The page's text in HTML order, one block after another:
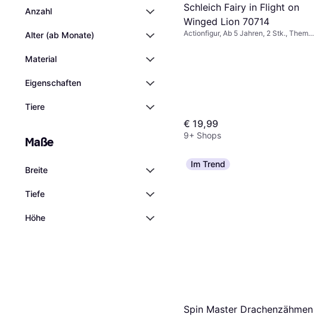
Anzahl
Alter (ab Monate)
Material
Eigenschaften
Tiere
Maße
Breite
Tiefe
Höhe
Schleich Fairy in Flight on
Winged Lion 70714
Actionfigur, Ab 5 Jahren, 2 Stk., Thema:
€ 19,99
9+ Shops
Im Trend
Spin Master Drachenzähmen